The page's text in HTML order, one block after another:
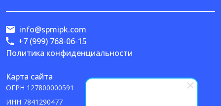
Политика конфиденциальности
Карта сайта
ОГРН 127800000591
ИНН 7841290477
info@spmipk.com
+7 (999) 768-06-15